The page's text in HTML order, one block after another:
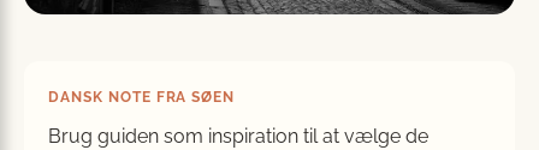
DANSK NOTE FRA SØEN
Brug guiden som inspiration til at vælge de